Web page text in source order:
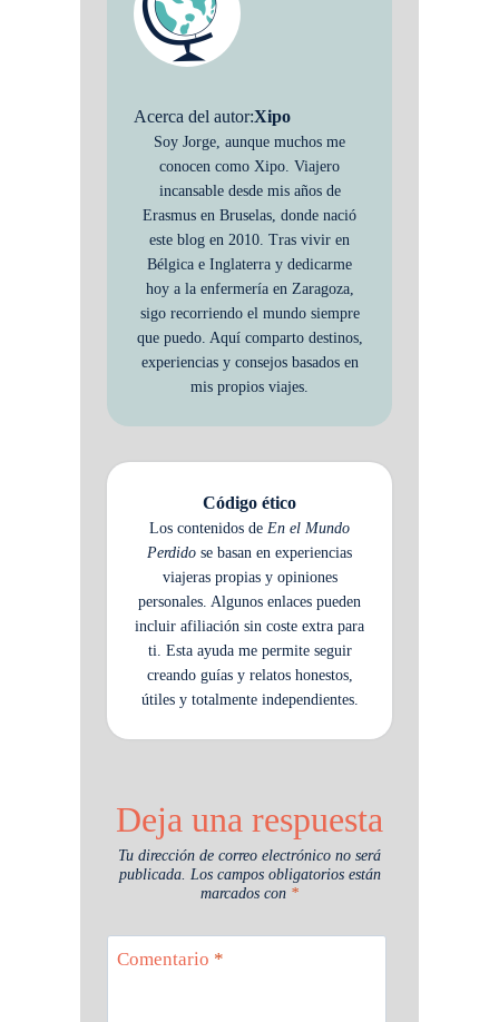
Acerca del autor:Xipo
Soy Jorge, aunque muchos me
conocen como Xipo. Viajero
incansable desde mis años de
Erasmus en Bruselas, donde nació
este blog en 2010. Tras vivir en
Bélgica e Inglaterra y dedicarme
hoy a la enfermería en Zaragoza,
sigo recorriendo el mundo siempre
que puedo. Aquí comparto destinos,
experiencias y consejos basados en
mis propios viajes.
Código ético
Los contenidos de En el Mundo
Perdido se basan en experiencias
viajeras propias y opiniones
personales. Algunos enlaces pueden
incluir afiliación sin coste extra para
ti. Esta ayuda me permite seguir
creando guías y relatos honestos,
útiles y totalmente independientes.
Deja una respuesta
Tu dirección de correo electrónico no será
publicada. Los campos obligatorios están
marcados con *
Comentario *